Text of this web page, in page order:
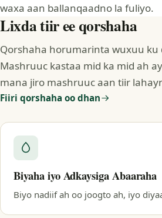
waxa aan ballanqaadno la fuliyo.
Lixda tiir ee qorshaha
Qorshaha horumarinta wuxuu ku
Mashruuc kastaa mid ka mid ah
mana jiro mashruuc aan tiir
Fiiri qorshaha oo dhan
Biyaha iyo Adkaysiga Abaaraha
Biyo nadiif ah oo joogto ah, iyo